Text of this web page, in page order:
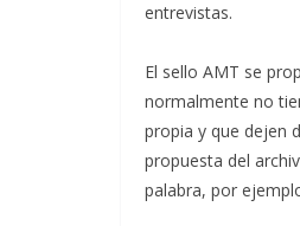
entrevistas.
El sello AMT se
normalmente no
propia y que dejen
propuesta del
palabra, por